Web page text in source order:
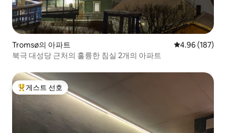
Tromsø의 아파트 평점 4.96점(5
4.96 (187)
북극 대성당 근처의 훌륭한 침실 2개의 아파트
상위 게스트 선호
게스트 선호